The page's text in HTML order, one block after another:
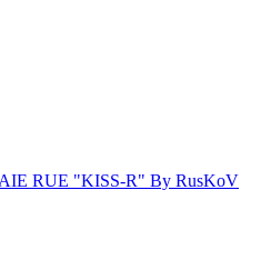
RUE "KISS-R" By RusKoV